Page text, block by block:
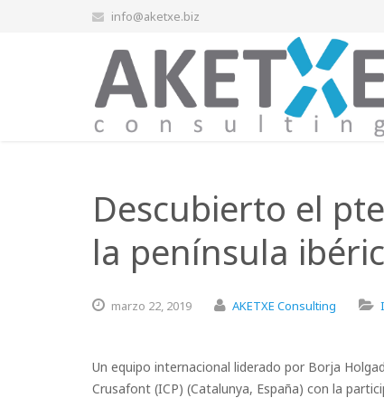
info@aketxe.biz
Descubierto el
la península
marzo 22, 2019 AKETXE Consulting
Un equipo internacional liderado por Borja
Crusafont (ICP) (Catalunya, España) con la